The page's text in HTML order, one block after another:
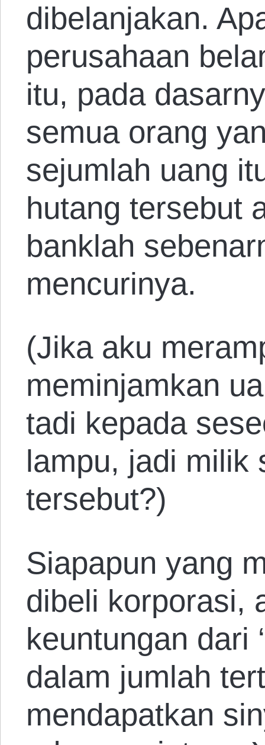
dibelanjakan.
perusahaan
itu, pada
semua orang
sejumlah uang
hutang tersebut
banklah
mencurinya.
(Jika aku
meminjamkan
tadi kepada
lampu, jadi milik
tersebut?)
Siapapun yang
dibeli korporasi,
keuntungan dari
dalam jumlah
mendapatkan